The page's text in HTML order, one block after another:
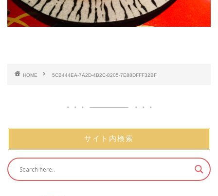
HOME 5CB444EA-7A2D-4B2C-8205-7E88DFFF32BF
サイト内検索